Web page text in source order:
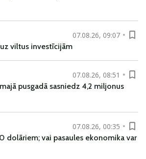
07.08.26, 09:07
viltus investīcijām
07.08.26, 08:51
pusgadā sasniedz 4,2 miljonus
07.08.26, 00:35
dolāriem; vai pasaules ekonomika var